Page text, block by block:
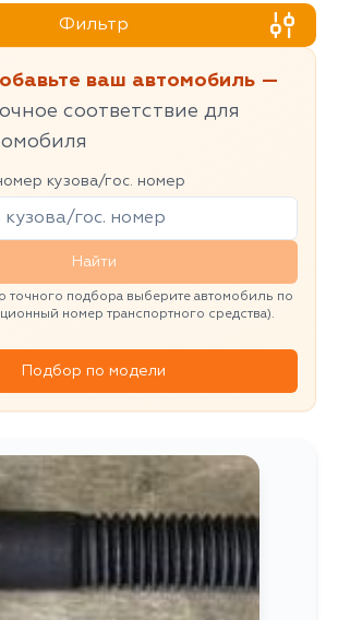
Фильтр
ваш автомобиль —
соответствие для
кузова/гос. номер
Найти
точного подбора выберите автомобиль по
номер транспортного средства).
Подбор по модели